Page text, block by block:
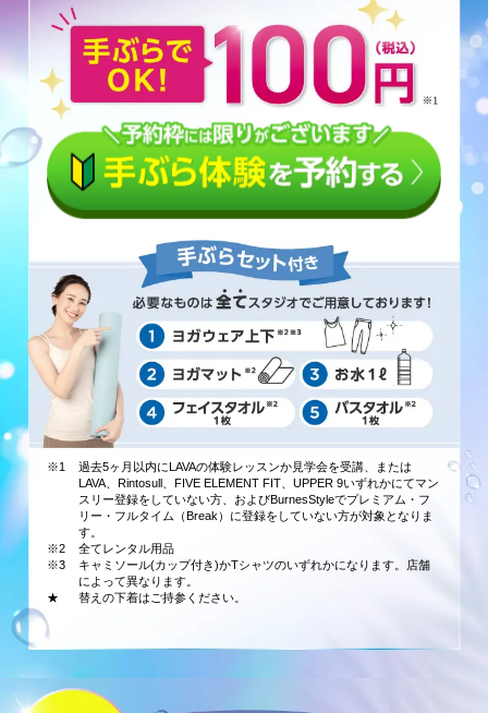
※1
過去5ヶ月以内にLAVAの体験レッスンか見学会を受講、または
LAVA、Rintosull、FIVE ELEMENT FIT、UPPER 9いずれかにてマン
スリー登録をしていない方、およびBurnesStyleでプレミアム・フ
リー・フルタイム（Break）に登録をしていない方が対象となりま
す。
※2
全てレンタル用品
※3
キャミソール(カップ付き)かTシャツのいずれかになります。店舗
によって異なります。
★
替えの下着はご持参ください。